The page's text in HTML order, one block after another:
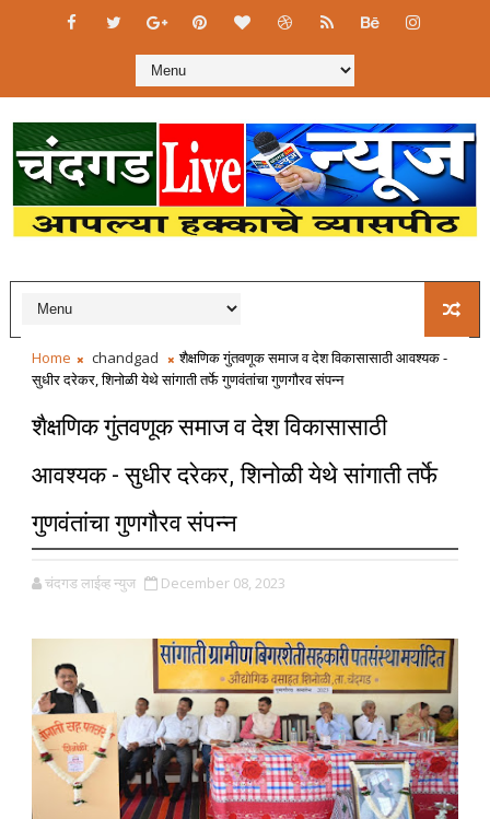
Home chandgad
शैक्षणिक गुंतवणूक समाज व देश विकासासाठी आवश्यक -
सुधीर दरेकर, शिनोळी येथे सांगाती तर्फे गुणवंतांचा गुणगौरव संपन्न
शैक्षणिक गुंतवणूक समाज व देश विकासासाठी
आवश्यक - सुधीर दरेकर, शिनोळी येथे सांगाती तर्फे
गुणवंतांचा गुणगौरव संपन्न
चंदगड लाईव्ह न्युज December 08, 2023